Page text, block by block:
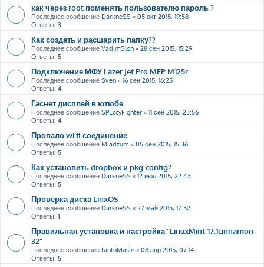
как через root поменять пользователю пароль ?
Последнее сообщение DarkneSS « 05 окт 2015, 19:58
Ответы: 3
Как создать и расшарить папку??
Последнее сообщение VadimSlon « 28 сен 2015, 15:29
Ответы: 5
Подключение МФУ Lazer Jet Pro MFP M125r
Последнее сообщение Sven « 16 сен 2015, 16:25
Ответы: 4
Гаснет дисплей в ютюбе
Последнее сообщение SPEccyFighter « 11 сен 2015, 23:56
Ответы: 4
Пропало wi fi соединение
Последнее сообщение Miadzum « 05 сен 2015, 15:36
Ответы: 5
Как установить dropbox и pkg-config?
Последнее сообщение DarkneSS « 12 июл 2015, 22:43
Ответы: 5
Проверка диска LinxOS
Последнее сообщение DarkneSS « 27 май 2015, 17:52
Ответы: 1
Правильная установка и настройка "LinuxMint-17.1cinnamon-
32"
Последнее сообщение fantoMasin « 08 апр 2015, 07:14
Ответы: 5